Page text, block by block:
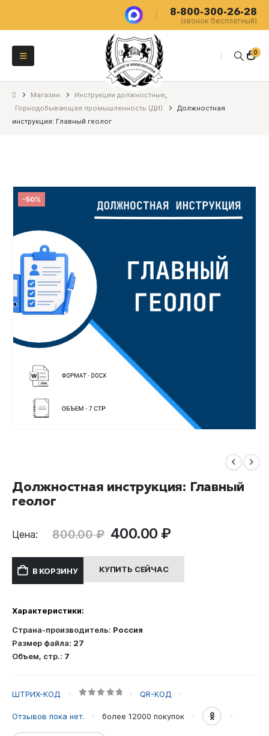
8-800-300-26-28
(звонок бесплатный)
0
Магазин Инструкции должностные,
Горнодобывающая промышленность (ДИ)
Должностная
инструкция: Главный геолог
-50%
Должностная инструкция: Главный
геолог
Цена: 800.00₽ Первоначальная
составляла
800.00 ₽.
400.00 ₽Текущая
400.00 ₽.
В КОРЗИНУ КУПИТЬ СЕЙЧАС
Характеристики:
Страна-производитель: Россия
Размер файла: 27
Объем, стр.: 7
ШТРИХ-КОД QR-КОД
Отзывов пока нет. более 12000 покупок